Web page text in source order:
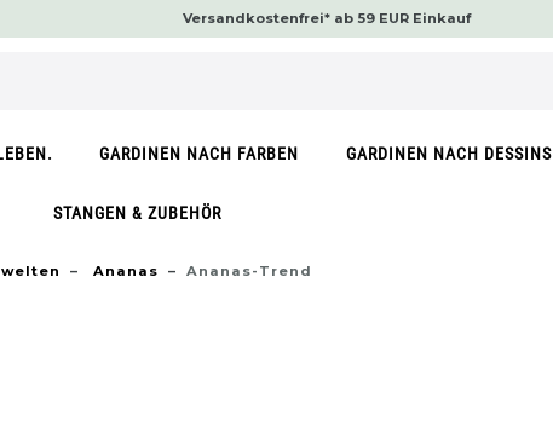
Versandkostenfrei* ab 59 EUR Einkauf
GARDINEN NACH FARBEN GARDINEN NACH DESSINS
STANGEN & ZUBEHÖR
Ananas Ananas-Trend